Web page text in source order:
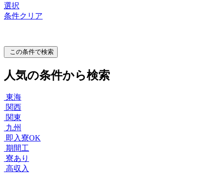
選択
条件クリア
この条件で検索
人気の条件から検索
東海
関西
関東
九州
即入寮OK
期間工
寮あり
高収入